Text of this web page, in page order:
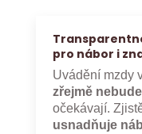
pro nábor i
Uvádění mzdy
zřejmě
očekávají.
usnadňuje